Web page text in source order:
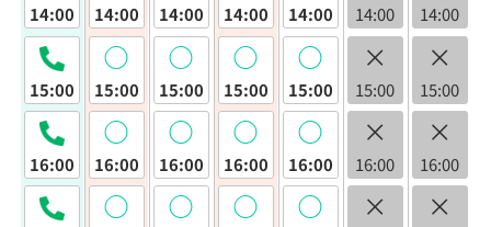
14:00
15:00
16:00
14:00
◯
15:00
◯
16:00
◯
14:00
◯
15:00
◯
16:00
◯
14:00
◯
15:00
◯
16:00
◯
14:00
◯
15:00
◯
16:00
◯
14:00
×
15:00
×
16:00
×
14:00
×
15:00
×
16:00
×